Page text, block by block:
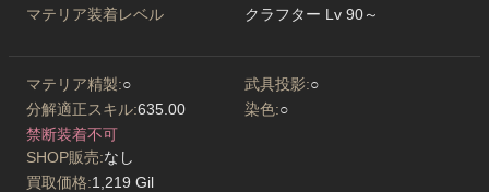
マテリア装着レベル
クラフター Lv 90～
マテリア精製:○ 武具投影:○
分解適正スキル:635.00 染色:○
禁断装着不可
SHOP販売:なし
買取価格:1,219 Gil